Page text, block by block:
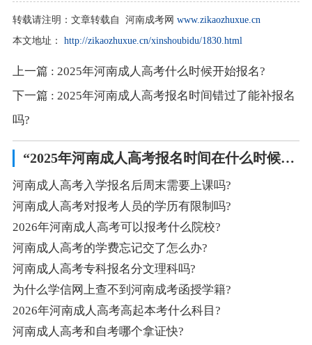
转载请注明： 文章转载自 河南成考网 www.zikaozhuxue.cn
本文地址：
http://zikaozhuxue.cn/xinshoubidu/1830.html
上一篇 : 2025年河南成人高考什么时候开始报名?
下一篇 : 2025年河南成人高考报名时间错过了能补报名
吗?
“2025年河南成人高考报名时间在什么时候?”相关阅读
河南成人高考入学报名后周末需要上课吗?
河南成人高考对报考人员的学历有限制吗?
2026年河南成人高考可以报考什么院校?
河南成人高考的学费忘记交了怎么办?
河南成人高考专科报名分文理科吗?
为什么学信网上查不到河南成考函授学籍?
2026年河南成人高考高起本考什么科目?
河南成人高考和自考哪个拿证快?